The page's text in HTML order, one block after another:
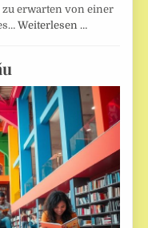
zu erwarten von einer
Weiterlesen …